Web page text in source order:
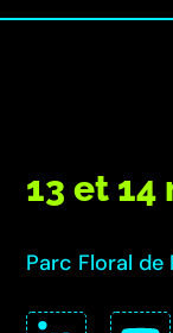
13 et 14
Parc Floral de